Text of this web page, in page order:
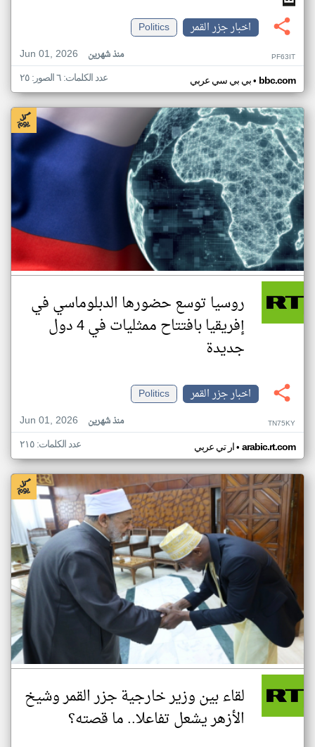
اخبار جزر القمر
Politics
Jun 01, 2026
منذ شهرين PF63IT
بي بي سي عربي• bbc.com عدد الكلمات: ٦ الصور: ٢٥
روسيا توسع حضورها الدبلوماسي في
إفريقيا بافتتاح ممثليات في 4 دول
جديدة
اخبار جزر القمر
Politics
Jun 01, 2026
منذ شهرين TN75KY
ار تي عربي• arabic.rt.com عدد الكلمات: ٢١٥
لقاء بين وزير خارجية جزر القمر وشيخ
الأزهر يشعل تفاعلا.. ما قصته؟